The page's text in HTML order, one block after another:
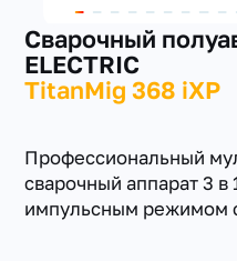
Сварочный
ELECTRIC
TitanMig 368 iXP
Профессиональный
сварочный аппарат 3 в
импульсным режимом